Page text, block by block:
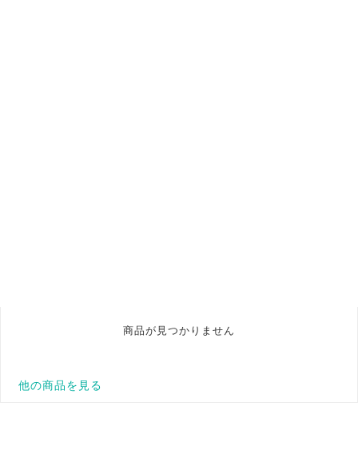
商品が見つかりません
他の商品を見る